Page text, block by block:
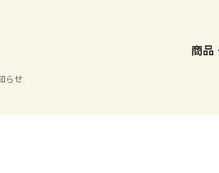
商品
らせ